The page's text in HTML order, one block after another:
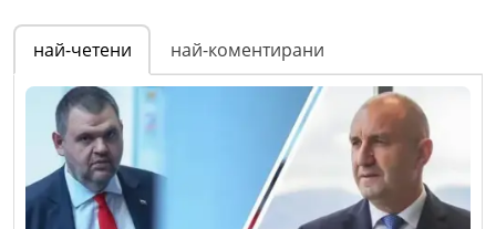
Коментар *
Име*
Email
най-четени най-коментирани